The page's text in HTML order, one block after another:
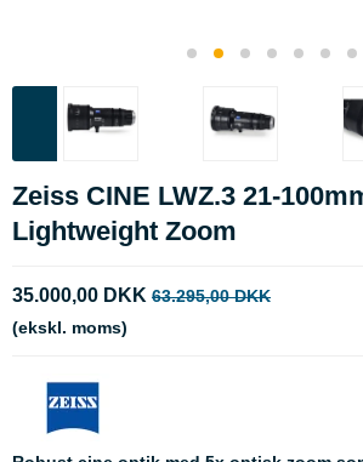
Zeiss CINE LWZ.3 21-
Lightweight Zoom
35.000,00 DKK 63.295,00 DKK
(ekskl. moms)